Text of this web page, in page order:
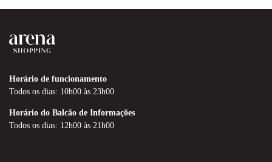
Horário de funcionamento
Todos os dias: 10h00 às 23h00
Horário do Balcão de Informações
Todos os dias: 12h00 às 21h00